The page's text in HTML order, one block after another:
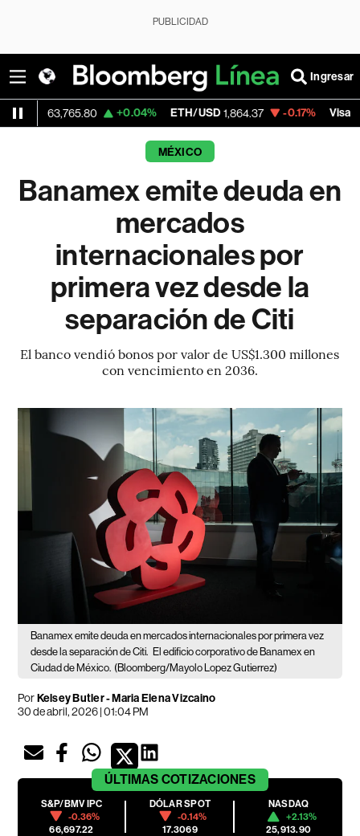
PUBLICIDAD
Ingresar
+0.04% ETH/USD 1,864.37 -0.17% Visa 365.67
MÉXICO
Banamex emite deuda en
mercados
internacionales por
primera vez desde la
separación de Citi
El banco vendió bonos por valor de US$1.300 millones
con vencimiento en 2036.
Banamex emite deuda en mercados internacionales por primera vez
desde la separación de Citi. El edificio corporativo de Banamex en
Ciudad de México. (Bloomberg/Mayolo Lopez Gutierrez)
PorKelsey Butler - Maria Elena Vizcaino
30 de abril, 2026 | 01:04 PM
ÚLTIMAS COTIZACIONES
S&P/BMV IPC
-0.36%
66,697.22
DÓLAR SPOT
-0.14%
17.3069
NASDAQ
+2.13%
25,913.90